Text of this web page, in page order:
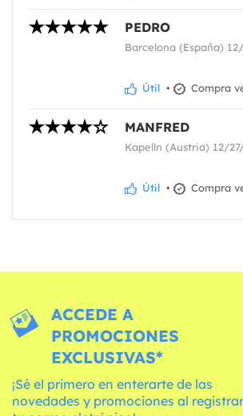
PEDRO
Barcelona (España)
Útil • Compra
MANFRED
Kapelln (Austria) 12/
Útil • Compra
ACCEDE A
PROMOCIONES
EXCLUSIVAS*
¡Sé el primero en enterarte de las
novedades y promociones al registrar